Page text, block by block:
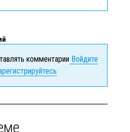
комментарииВойдите